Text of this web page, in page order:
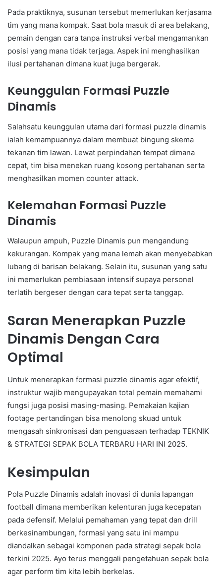
Pada praktiknya, susunan tersebut memerlukan kerjasama
tim yang mana kompak. Saat bola masuk di area belakang,
pemain dengan cara tanpa instruksi verbal mengamankan
posisi yang mana tidak terjaga. Aspek ini menghasilkan
ilusi pertahanan dimana kuat juga bergerak.
Keunggulan Formasi Puzzle
Dinamis
Salahsatu keunggulan utama dari formasi puzzle dinamis
ialah kemampuannya dalam membuat bingung skema
tekanan tim lawan. Lewat perpindahan tempat dimana
cepat, tim bisa menekan ruang kosong pertahanan serta
menghasilkan momen counter attack.
Kelemahan Formasi Puzzle
Dinamis
Walaupun ampuh, Puzzle Dinamis pun mengandung
kekurangan. Kompak yang mana lemah akan menyebabkan
lubang di barisan belakang. Selain itu, susunan yang satu
ini memerlukan pembiasaan intensif supaya personel
terlatih bergeser dengan cara tepat serta tanggap.
Saran Menerapkan Puzzle
Dinamis Dengan Cara
Optimal
Untuk menerapkan formasi puzzle dinamis agar efektif,
instruktur wajib mengupayakan total pemain memahami
fungsi juga posisi masing-masing. Pemakaian kajian
footage pertandingan bisa menolong skuad untuk
mengasah sinkronisasi dan penguasaan terhadap TEKNIK
& STRATEGI SEPAK BOLA TERBARU HARI INI 2025.
Kesimpulan
Pola Puzzle Dinamis adalah inovasi di dunia lapangan
football dimana memberikan kelenturan juga kecepatan
pada defensif. Melalui pemahaman yang tepat dan drill
berkesinambungan, formasi yang satu ini mampu
diandalkan sebagai komponen pada strategi sepak bola
terkini 2025. Ayo terus menggali pengetahuan sepak bola
agar perform tim kita lebih berkelas.